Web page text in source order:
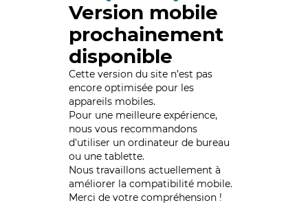
Version mobile
prochainement
disponible
Cette version du site n’est pas
encore optimisée pour les
appareils mobiles.
Pour une meilleure expérience,
nous vous recommandons
d'utiliser un ordinateur de bureau
ou une tablette.
Nous travaillons actuellement à
améliorer la compatibilité mobile.
Merci de votre compréhension !